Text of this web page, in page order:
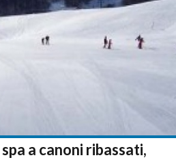
a canoni ribassati,